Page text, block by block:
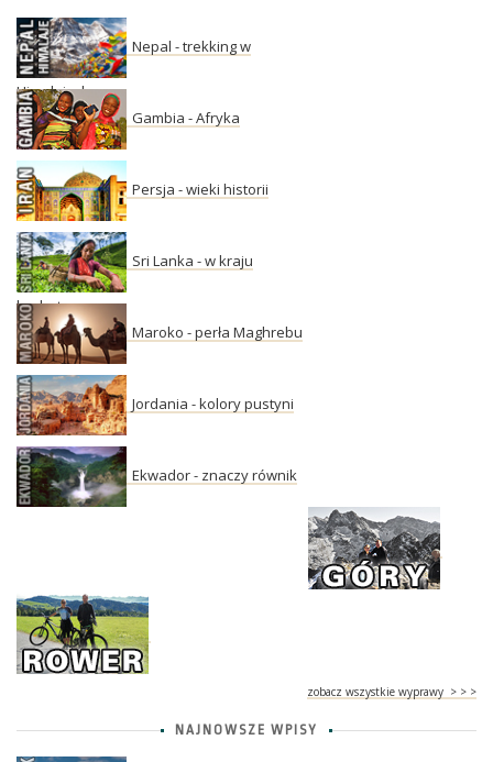
Nepal - trekking w
Himalajach
Gambia - Afryka
Persja - wieki historii
Sri Lanka - w kraju
herbaty
Maroko - perła Maghrebu
Jordania - kolory pustyni
Ekwador - znaczy równik
zobacz wszystkie wyprawy > > >
NAJNOWSZE WPISY